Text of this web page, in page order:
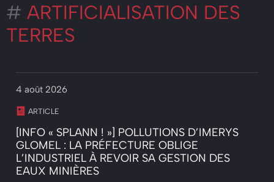
# ARTIFICIALISATION DES
TERRES
4 août 2026
ARTICLE
[INFO « SPLANN ! »] POLLUTIONS D’IMERYS
GLOMEL : LA PRÉFECTURE OBLIGE
L’INDUSTRIEL À REVOIR SA GESTION DES
EAUX MINIÈRES